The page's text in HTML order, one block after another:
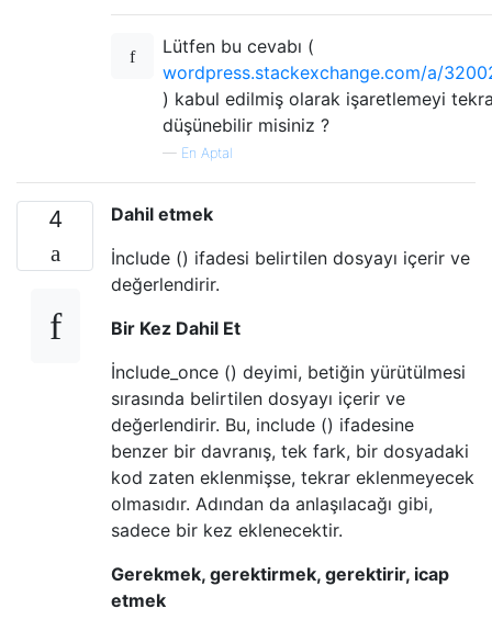
Lütfen bu cevabı (
wordpress.stackexchange.com/a/
) kabul edilmiş olarak işaretlemeyi
düşünebilir misiniz ?
— En Aptal
4
Dahil etmek
İnclude () ifadesi belirtilen dosyayı içerir ve
değerlendirir.
Bir Kez Dahil Et
İnclude_once () deyimi, betiğin yürütülmesi
sırasında belirtilen dosyayı içerir ve
değerlendirir. Bu, include () ifadesine
benzer bir davranış, tek fark, bir dosyadaki
kod zaten eklenmişse, tekrar eklenmeyecek
olmasıdır. Adından da anlaşılacağı gibi,
sadece bir kez eklenecektir.
Gerekmek, gerektirmek, gerektirir, icap
etmek